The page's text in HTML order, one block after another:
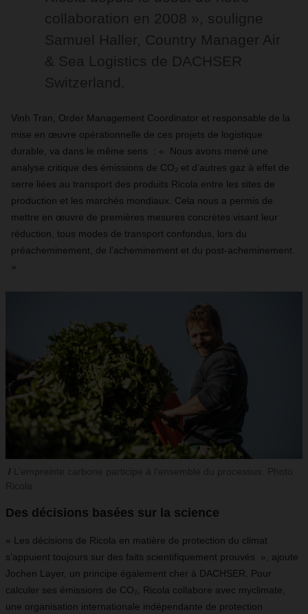
collaboration en 2008 », souligne
Samuel Haller, Country Manager Air
& Sea Logistics de DACHSER
Switzerland.
Vinh Tran, Order Management Coordinator et responsable de la
mise en œuvre opérationnelle de ces projets de logistique
durable, va dans le même sens : « Nous avons mené une
analyse critique des émissions de CO₂ et d’autres gaz à effet de
serre liées au transport des produits Ricola entre les sites de
production et les marchés mondiaux. Cela nous a permis de
mettre en œuvre de premières mesures concrètes visant leur
réduction, tous modes de transport confondus, lors du
préacheminement, de l’acheminement et du post-acheminement.
»
Des décisions basées sur la science
« Les décisions de Ricola en matière de protection du climat
s’appuient toujours sur des faits scientifiquement prouvés », ajoute
Jochen Layer, un principe également cher à DACHSER. Pour
calculer ses émissions de CO₂, Ricola collabore avec myclimate,
une organisation internationale indépendante de protection